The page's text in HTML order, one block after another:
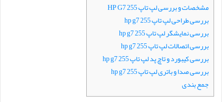
ا
ی
م
ی
ل
مشخصات و بررسی لپ تاپ HP G7 255
بررسی طراحی لپ تاپ hp g7 255
بررسی نمایشگر لپ تاپ hp g7 255
بررسی اتصالات لپ تاپ hp g7 255
بررسی کیبورد و تاچ پد لپ تاپ hp g7 255
بررسی صدا و باتری لپ تاپ hp g7 255
جمع بندی